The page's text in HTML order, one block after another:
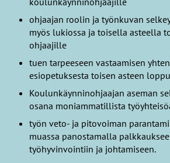
ohjaajan roolin ja työnkuvan
myös lukiossa ja toisella asteella
ohjaajille
tuen tarpeeseen vastaamisen
esiopetuksesta toisen asteen
Koulunkäynninohjaajan aseman
osana moniammatillista
työn veto- ja pitovoiman
muassa panostamalla
työhyvinvointiin ja johtamiseen.